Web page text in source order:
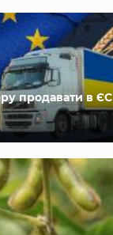
продавати в ЄС